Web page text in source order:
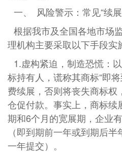
一、 风险警示：常见“续
根据我市及全国各地市场
理机构主要采取以下手段实
1.虚构紧迫，制造恐慌：
标持有人，谎称其商标“即
费续展，否则将丧失商标
仓促付款。事实上，商标续
期和6个月的宽展期，企业
（即到期前一年或到期后
一年提交）。